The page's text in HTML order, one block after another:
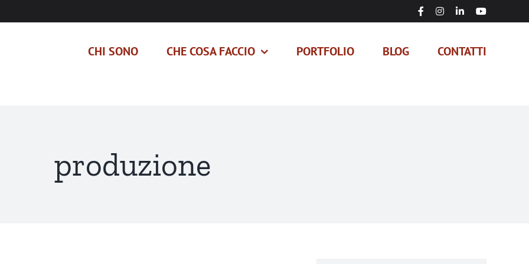
FacebookInstagram
LinkedInYouTube
CHI SONO CHE COSA FACCIO PORTFOLIO BLOG CONTATTI
produzione